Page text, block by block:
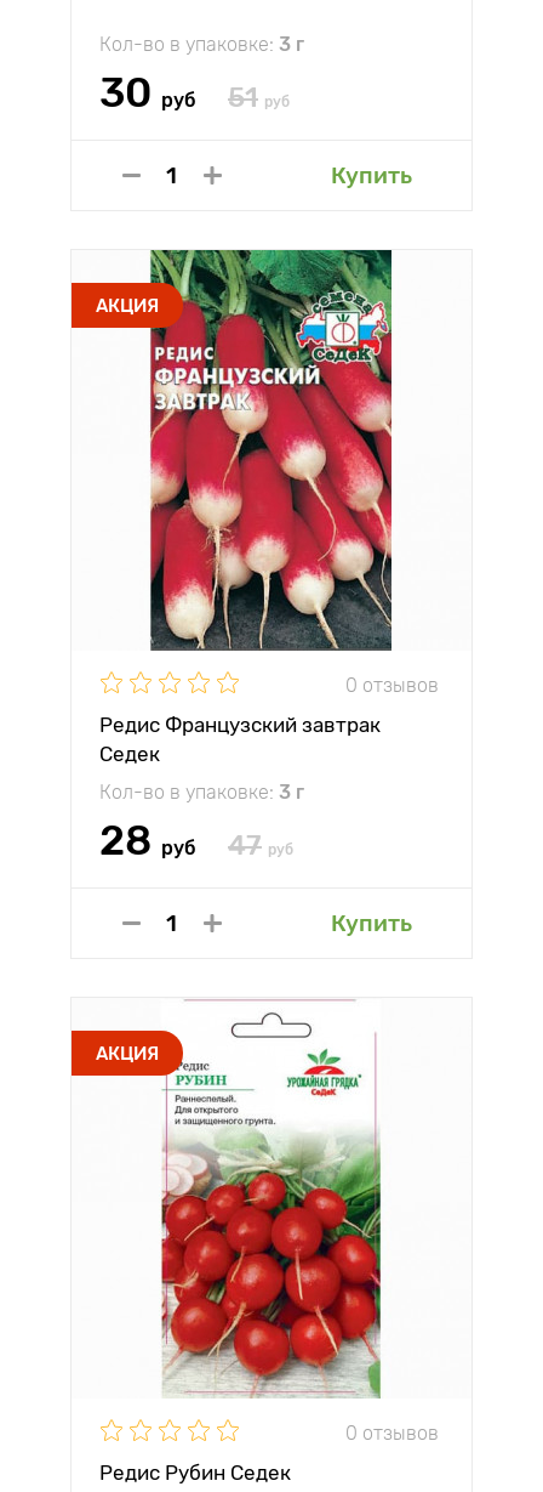
Кол-во в упаковке: 3 г
30 руб 51 руб
Купить
АКЦИЯ
0 отзывов
Редис Французский завтрак
Седек
Кол-во в упаковке: 3 г
28 руб 47 руб
Купить
АКЦИЯ
0 отзывов
Редис Рубин Седек